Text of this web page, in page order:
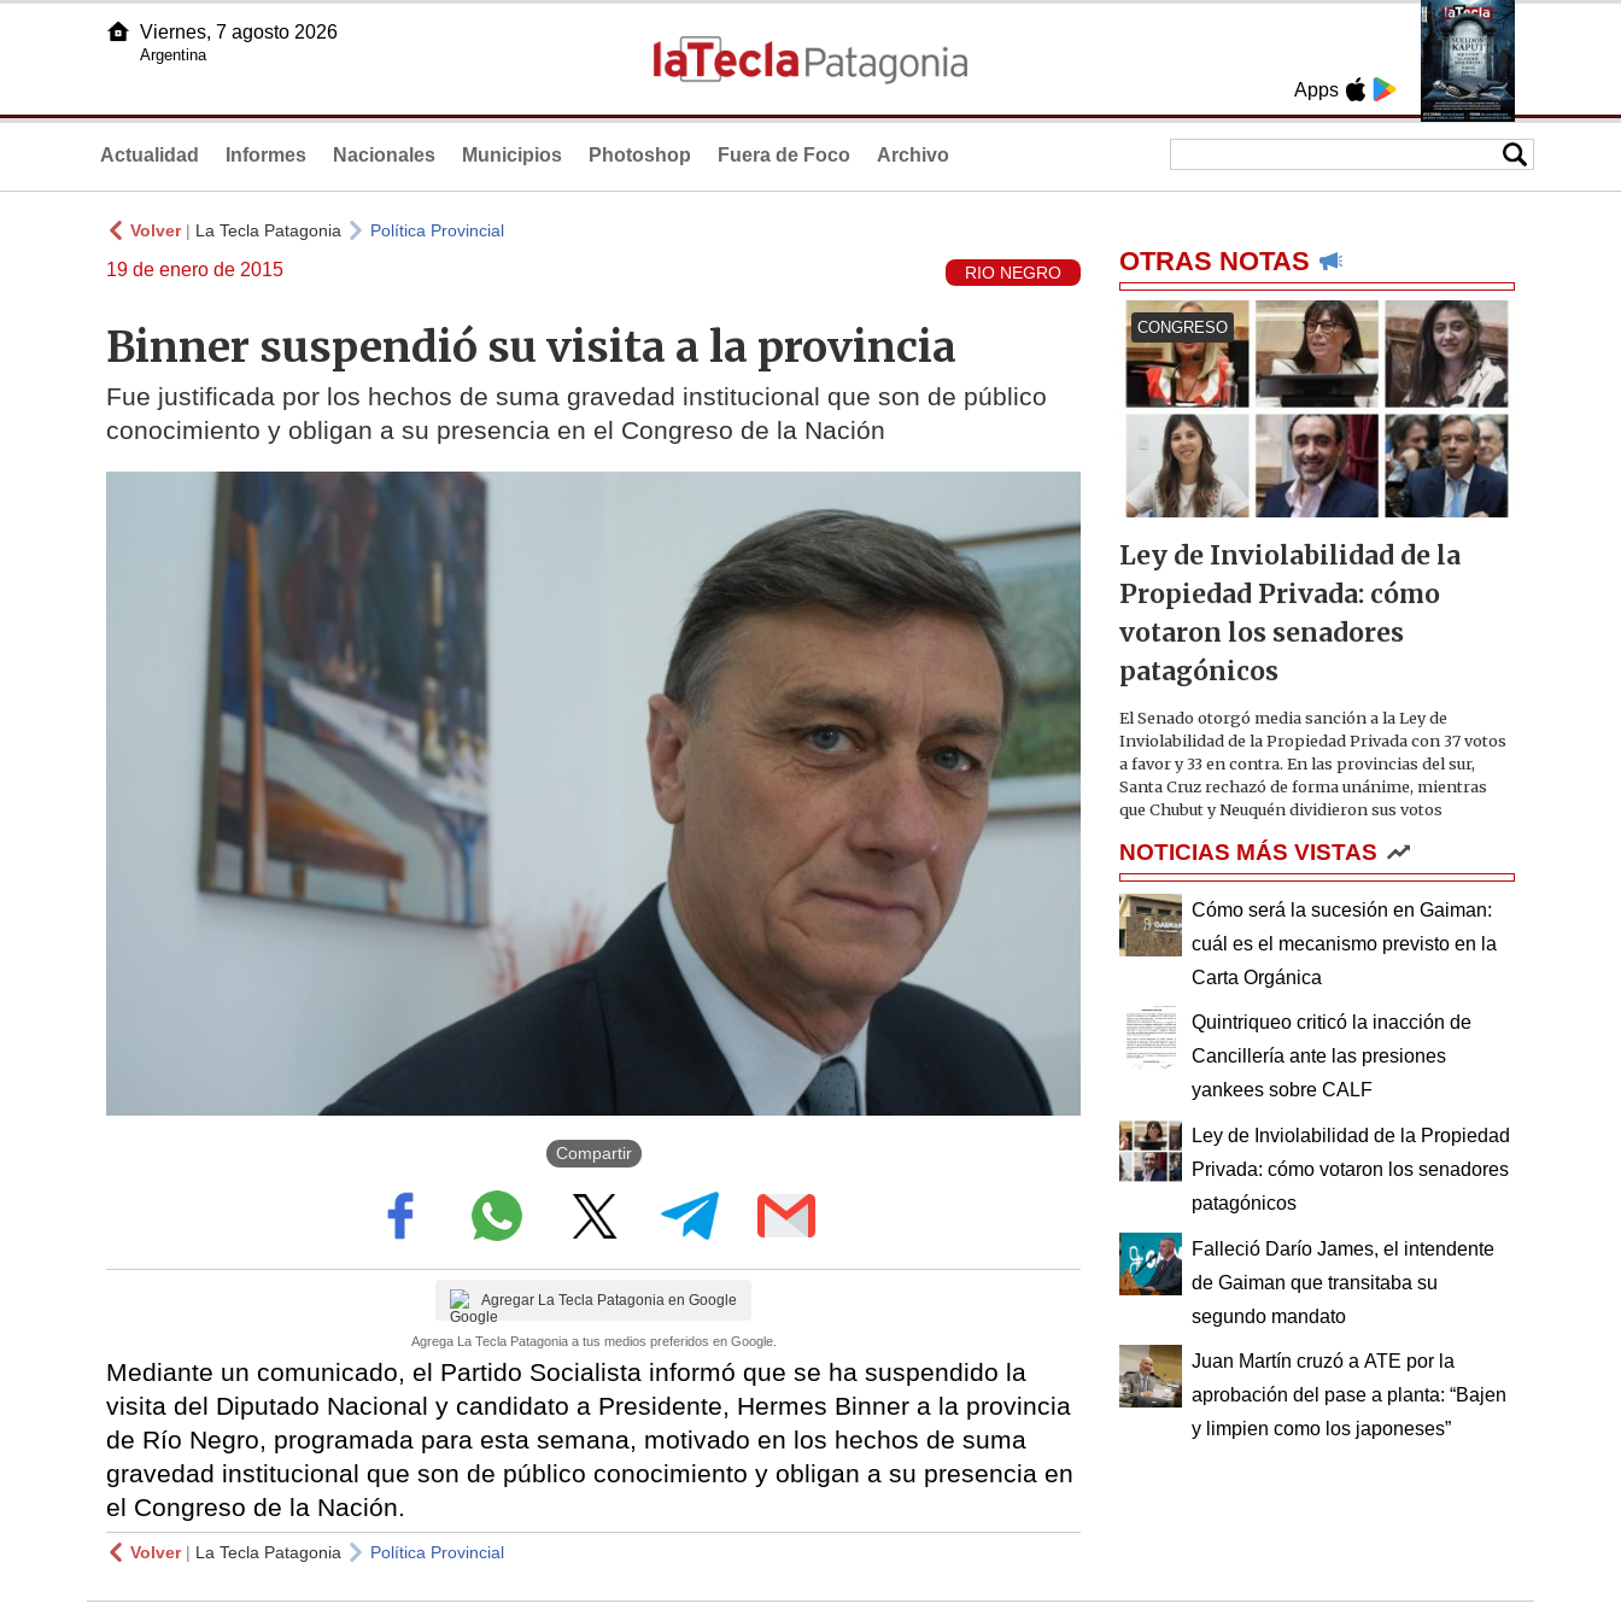
Apps
Viernes, 7 agosto 2026
Argentina
Actualidad Informes Nacionales Municipios Photoshop Fuera de Foco Archivo
Volver| La Tecla Patagonia Política Provincial
19 de enero de 2015 RIO NEGRO
Binner suspendió su visita a la provincia
Fue justificada por los hechos de suma gravedad institucional que son de público
conocimiento y obligan a su presencia en el Congreso de la Nación
Compartir
Agregar La Tecla Patagonia en Google
Agrega La Tecla Patagonia a tus medios preferidos en Google.
Mediante un comunicado, el Partido Socialista informó que se ha suspendido la
visita del Diputado Nacional y candidato a Presidente, Hermes Binner a la provincia
de Río Negro, programada para esta semana, motivado en los hechos de suma
gravedad institucional que son de público conocimiento y obligan a su presencia en
el Congreso de la Nación.
Volver| La Tecla Patagonia Política Provincial
OTRAS NOTAS
CONGRESO
Ley de Inviolabilidad de la
Propiedad Privada: cómo
votaron los senadores
patagónicos
El Senado otorgó media sanción a la Ley de
Inviolabilidad de la Propiedad Privada con 37 votos
a favor y 33 en contra. En las provincias del sur,
Santa Cruz rechazó de forma unánime, mientras
que Chubut y Neuquén dividieron sus votos
NOTICIAS MÁS VISTAS
Cómo será la sucesión en Gaiman:
cuál es el mecanismo previsto en la
Carta Orgánica
Quintriqueo criticó la inacción de
Cancillería ante las presiones
yankees sobre CALF
Ley de Inviolabilidad de la Propiedad
Privada: cómo votaron los senadores
patagónicos
Falleció Darío James, el intendente
de Gaiman que transitaba su
segundo mandato
Juan Martín cruzó a ATE por la
aprobación del pase a planta: “Bajen
y limpien como los japoneses”